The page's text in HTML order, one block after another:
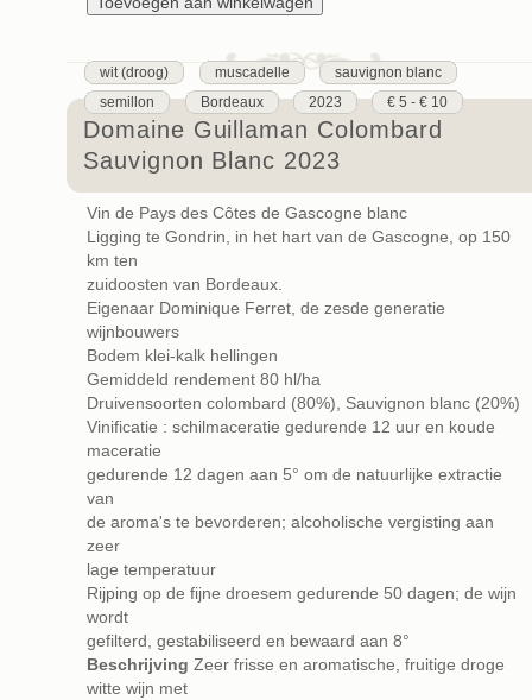
wit (droog) muscadelle
sauvignon blanc
semillon
Bordeaux 2023 € 5 - € 10
Domaine Guillaman Colombard
Sauvignon Blanc 2023
Vin de Pays des Côtes de Gascogne blanc
Ligging te Gondrin, in het hart van de Gascogne, op 150
km ten
zuidoosten van Bordeaux.
Eigenaar Dominique Ferret, de zesde generatie
wijnbouwers
Bodem klei-kalk hellingen
Gemiddeld rendement 80 hl/ha
Druivensoorten colombard (80%), Sauvignon blanc (20%)
Vinificatie : schilmaceratie gedurende 12 uur en koude
maceratie
gedurende 12 dagen aan 5° om de natuurlijke extractie
van
de aroma's te bevorderen; alcoholische vergisting aan
zeer
lage temperatuur
Rijping op de fijne droesem gedurende 50 dagen; de wijn
wordt
gefilterd, gestabiliseerd en bewaard aan 8°
Beschrijving Zeer frisse en aromatische, fruitige droge
witte wijn met